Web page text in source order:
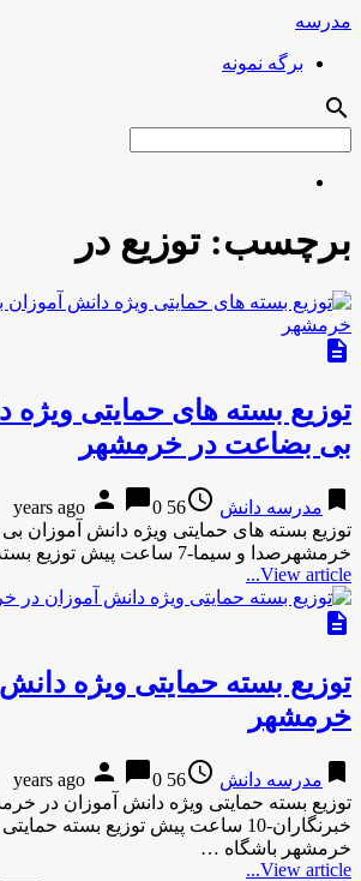
مدرسه
برگه نمونه
search
برچسب:توزیع در
description
توزیع بسته های حمایتی ویژه
بی بضاعت در خرمشهر
bookmark مدرسه دانش access_time
56 years ago
person chat_bubble0
توزیع بسته های حمایتی ویژه دانش آموزان
خرمشهرصدا و سیما-7 ساعت پیش توزیع بسته های حمایتی ویژه …
View article...
description
توزیع بسته حمایتی ویژه
خرمشهر
bookmark مدرسه دانش access_time
56 years ago
person chat_bubble0
توزیع بسته حمایتی ویژه دانش آموزان در
خبرنگاران-10 ساعت پیش توزیع بسته
خرمشهر باشگاه …
View article...